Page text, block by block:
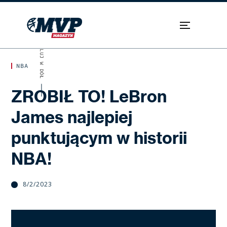
NBA
ZROBIŁ TO! LeBron
James najlepiej
punktującym w historii
NBA!
8/2/2023
SKROLUJ W DÓŁ